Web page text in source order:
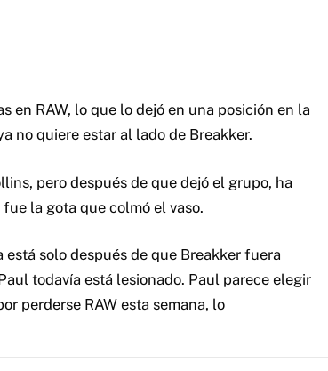
en RAW, lo que lo dejó en una posición en la
no quiere estar al lado de Breakker.
pero después de que dejó el grupo, ha
la gota que colmó el vaso.
solo después de que Breakker fuera
todavía está lesionado. Paul parece elegir
perderse RAW esta semana, lo